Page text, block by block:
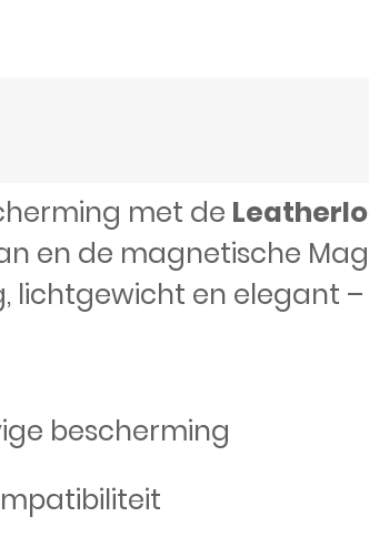
met de
en de magnetische
lichtgewicht en elegant
bescherming